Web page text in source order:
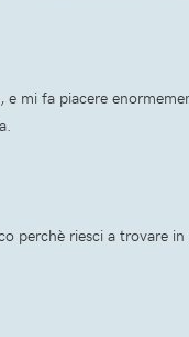
mi fa piacere
perchè riesci a trovare